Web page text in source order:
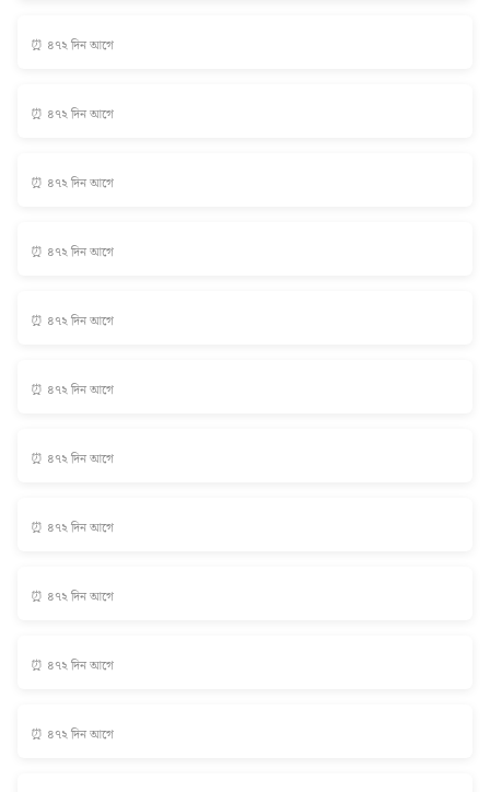
⏰ ৪৭২ দিন আগে
⏰ ৪৭২ দিন আগে
⏰ ৪৭২ দিন আগে
⏰ ৪৭২ দিন আগে
⏰ ৪৭২ দিন আগে
⏰ ৪৭২ দিন আগে
⏰ ৪৭২ দিন আগে
⏰ ৪৭২ দিন আগে
⏰ ৪৭২ দিন আগে
⏰ ৪৭২ দিন আগে
⏰ ৪৭২ দিন আগে